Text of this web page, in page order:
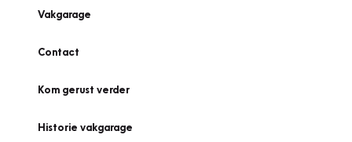
Vakgarage
Contact
Kom gerust verder
Historie vakgarage